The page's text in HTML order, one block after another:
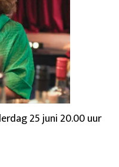
25 juni 20.00 uur